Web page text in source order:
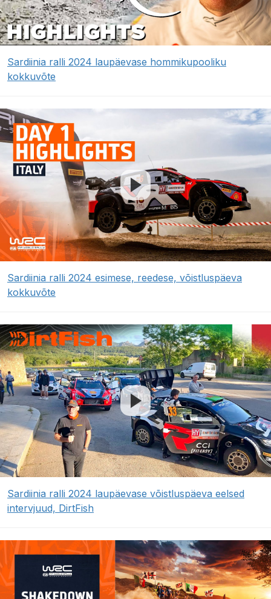
Sardiinia ralli 2024 laupäevase hommikupooliku
kokkuvõte
Sardiinia ralli 2024 esimese, reedese, võistluspäeva
kokkuvõte
Sardiinia ralli 2024 laupäevase võistluspäeva eelsed
intervjuud, DirtFish